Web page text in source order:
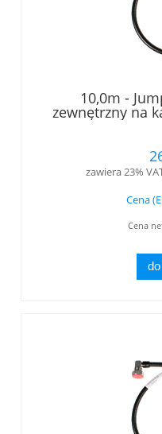
10,0m -
zewnętrzny na
7/16 męski - 7/
zawiera 23%
Cena
Cena